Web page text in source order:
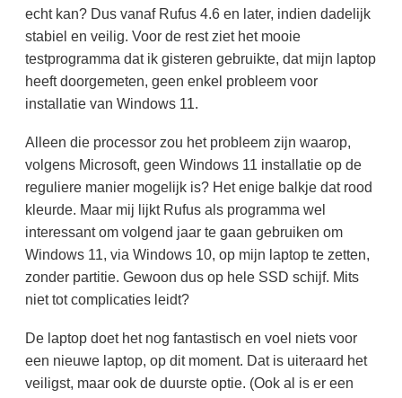
echt kan? Dus vanaf Rufus 4.6 en later, indien dadelijk
stabiel en veilig. Voor de rest ziet het mooie
testprogramma dat ik gisteren gebruikte, dat mijn laptop
heeft doorgemeten, geen enkel probleem voor
installatie van Windows 11.
Alleen die processor zou het probleem zijn waarop,
volgens Microsoft, geen Windows 11 installatie op de
reguliere manier mogelijk is? Het enige balkje dat rood
kleurde. Maar mij lijkt Rufus als programma wel
interessant om volgend jaar te gaan gebruiken om
Windows 11, via Windows 10, op mijn laptop te zetten,
zonder partitie. Gewoon dus op hele SSD schijf. Mits
niet tot complicaties leidt?
De laptop doet het nog fantastisch en voel niets voor
een nieuwe laptop, op dit moment. Dat is uiteraard het
veiligst, maar ook de duurste optie. (Ook al is er een